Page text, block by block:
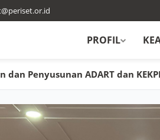
PROFIL
dan Penyusunan ADART dan